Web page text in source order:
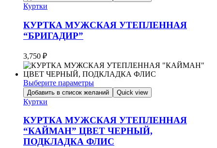
товар
имеет
несколько
вариаций.
Опции
выбрать
на
странице
товара.
Куртки
КУРТКА МУЖСКАЯ УТЕПЛЕННАЯ
“БРИГАДИР”
3,750 ₽
Выберите параметры
Этот
товар
имеет
несколько
вариаций.
Опции
можно
Добавить в список желаний Quick view
Куртки
КУРТКА МУЖСКАЯ УТЕПЛЕННАЯ
“КАЙМАН” ЦВЕТ ЧЕРНЫЙ,
ПОДКЛАДКА ФЛИС